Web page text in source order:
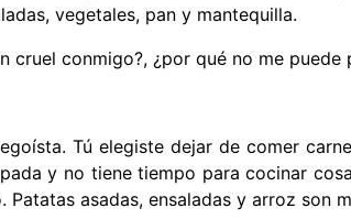
vegetales, pan y mantequilla.
cruel conmigo?, ¿por qué no me puede
Tú elegiste dejar de comer
y no tiene tiempo para cocinar
asadas, ensaladas y arroz son